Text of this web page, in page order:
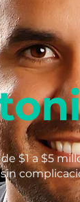
$1 a $5